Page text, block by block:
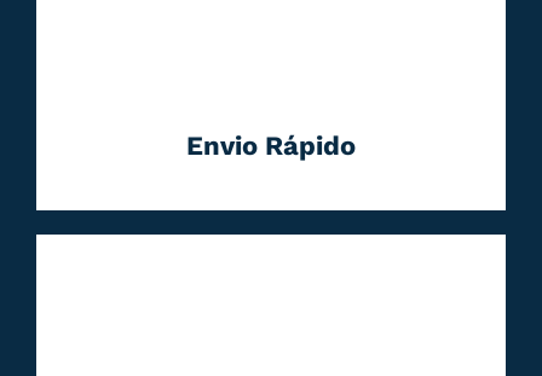
Envio Rápido